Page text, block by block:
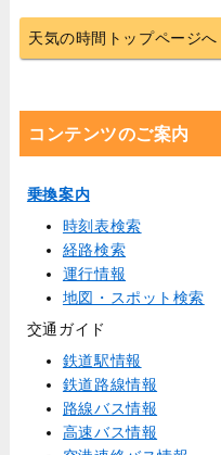
天気の時間トップページへ
コンテンツのご案内
乗換案内
時刻表検索
経路検索
運行情報
地図・スポット検索
交通ガイド
鉄道駅情報
鉄道路線情報
路線バス情報
高速バス情報